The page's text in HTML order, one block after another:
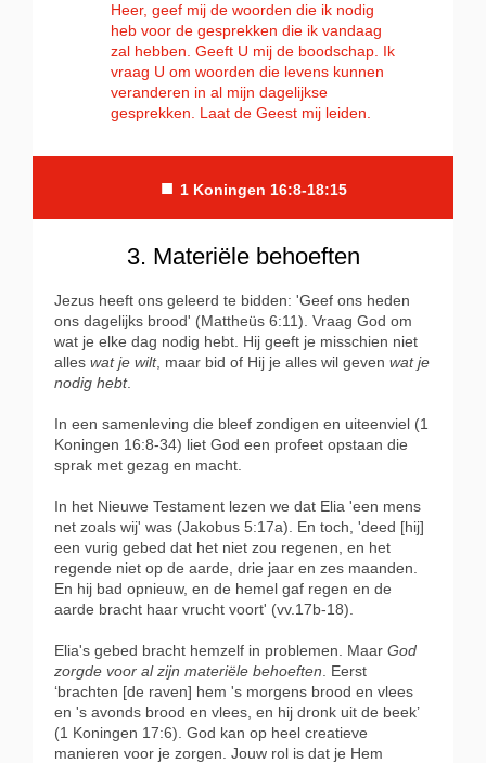
Heer, geef mij de woorden die ik nodig
heb voor de gesprekken die ik vandaag
zal hebben. Geeft U mij de boodschap. Ik
vraag U om woorden die levens kunnen
veranderen in al mijn dagelijkse
gesprekken. Laat de Geest mij leiden.
■ 1 Koningen 16:8-18:15
3. Materiële behoeften
Jezus heeft ons geleerd te bidden: 'Geef ons heden
ons dagelijks brood' (Mattheüs 6:11). Vraag God om
wat je elke dag nodig hebt. Hij geeft je misschien niet
alles wat je wilt, maar bid of Hij je alles wil geven wat je
nodig hebt.
In een samenleving die bleef zondigen en uiteenviel (1
Koningen 16:8-34) liet God een profeet opstaan die
sprak met gezag en macht.
In het Nieuwe Testament lezen we dat Elia 'een mens
net zoals wij' was (Jakobus 5:17a). En toch, 'deed [hij]
een vurig gebed dat het niet zou regenen, en het
regende niet op de aarde, drie jaar en zes maanden.
En hij bad opnieuw, en de hemel gaf regen en de
aarde bracht haar vrucht voort' (vv.17b-18).
Elia's gebed bracht hemzelf in problemen. Maar God
zorgde voor al zijn materiële behoeften . Eerst
‘brachten [de raven] hem 's morgens brood en vlees
en 's avonds brood en vlees, en hij dronk uit de beek’
(1 Koningen 17:6). God kan op heel creatieve
manieren voor je zorgen. Jouw rol is dat je Hem